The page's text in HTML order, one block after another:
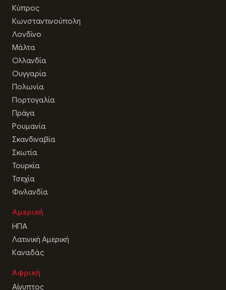
Κύπρος
Κωνσταντινούπολη
Λονδίνο
Μάλτα
Ολλανδία
Ουγγαρία
Πολωνία
Πορτογαλία
Πράγα
Ρουμανία
Σκανδιναβία
Σκωτία
Τουρκία
Τσεχία
Φινλανδία
Αμερική
ΗΠΑ
Λατινική Αμερική
Καναδάς
Αφρική
Αίγυπτος